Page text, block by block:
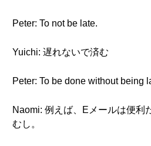
Peter: To not be late.
Yuichi: 遅れないで済む
Peter: To be done without being
Naomi: 例えば、Eメールは便利
むし。